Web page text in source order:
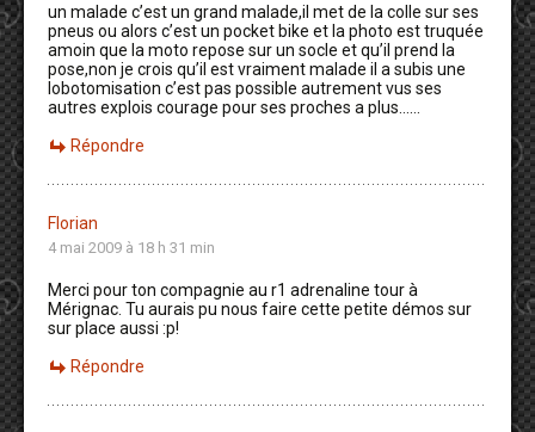
un malade c’est un grand malade,il met de la colle sur ses
pneus ou alors c’est un pocket bike et la photo est truquée
amoin que la moto repose sur un socle et qu’il prend la
pose,non je crois qu’il est vraiment malade il a subis une
lobotomisation c’est pas possible autrement vus ses
autres explois courage pour ses proches a plus……
Répondre
Florian
4 mai 2009 à 18 h 31 min
Merci pour ton compagnie au r1 adrenaline tour à
Mérignac. Tu aurais pu nous faire cette petite démos sur
sur place aussi :p!
Répondre